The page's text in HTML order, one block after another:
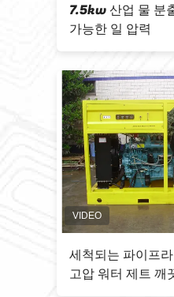
의 800 바 고압수 제트
능한 압력은 세척됩니
제트 청소기 수류 제트